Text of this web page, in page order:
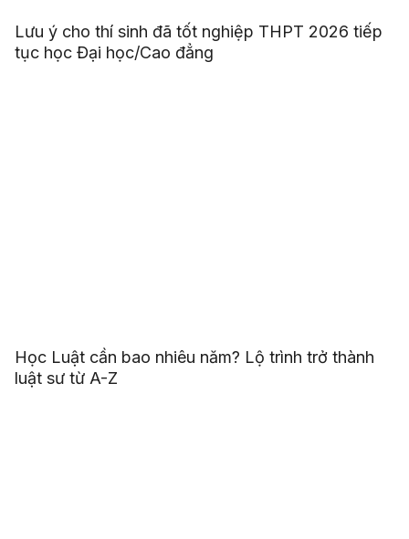
Lưu ý cho thí sinh đã tốt nghiệp THPT 2026 tiếp
tục học Đại học/Cao đẳng
Học Luật cần bao nhiêu năm? Lộ trình trở thành
luật sư từ A-Z